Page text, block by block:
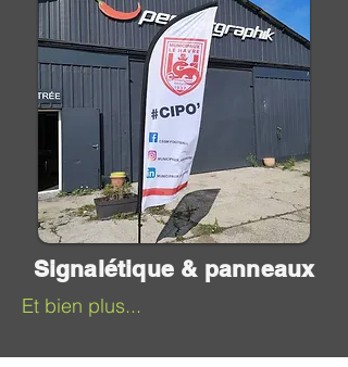
Signalétique & panneaux
Et bien plus...